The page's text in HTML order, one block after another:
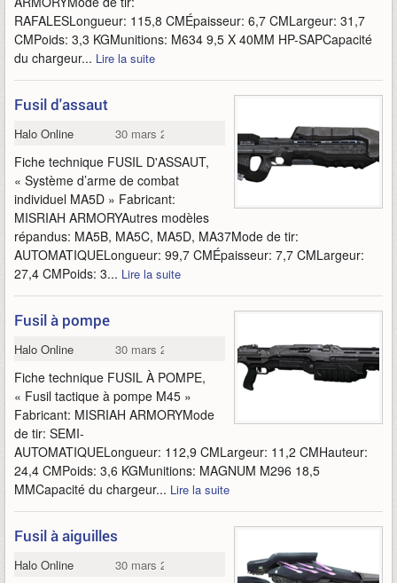
RAFALESLongueur: 115,8 CMÉpaisseur: 6,7 CMLargeur: 31,7
CMPoids: 3,3 KGMunitions: M634 9,5 X 40MM HP-SAPCapacité
du chargeur... Lire la suite
Fusil d'assaut
Halo Online 30 mars 2015
Fiche technique FUSIL D'ASSAUT,
« Système d’arme de combat
individuel MA5D » Fabricant:
MISRIAH ARMORYAutres modèles
répandus: MA5B, MA5C, MA5D, MA37Mode de tir:
AUTOMATIQUELongueur: 99,7 CMÉpaisseur: 7,7 CMLargeur:
27,4 CMPoids: 3... Lire la suite
Fusil à pompe
Halo Online 30 mars 2015
Fiche technique FUSIL À POMPE,
« Fusil tactique à pompe M45 »
Fabricant: MISRIAH ARMORYMode
de tir: SEMI-
AUTOMATIQUELongueur: 112,9 CMLargeur: 11,2 CMHauteur:
24,4 CMPoids: 3,6 KGMunitions: MAGNUM M296 18,5
MMCapacité du chargeur... Lire la suite
Fusil à aiguilles
Halo Online 30 mars 2015